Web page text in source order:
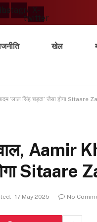
Instagram
twitter
खेल
‘लाल सिंह चड्ढा’ जैसा होगा Sitaare
Aamir
Sitaare
17 May 2025 No